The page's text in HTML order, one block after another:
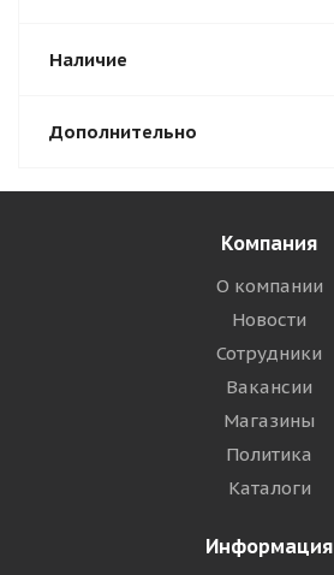
Наличие
Дополнительно
Компания
О компании
Новости
Сотрудники
Вакансии
Магазины
Политика
Каталоги
Информация